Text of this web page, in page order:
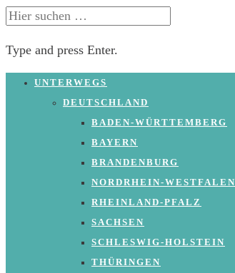
SUCHE
Type and press Enter.
Skip
UNTERWEGS
DEUTSCHLAND
BADEN-WÜRTTEMBERG
BAYERN
BRANDENBURG
NORDRHEIN-WESTFALEN
RHEINLAND-PFALZ
SACHSEN
SCHLESWIG-HOLSTEIN
THÜRINGEN